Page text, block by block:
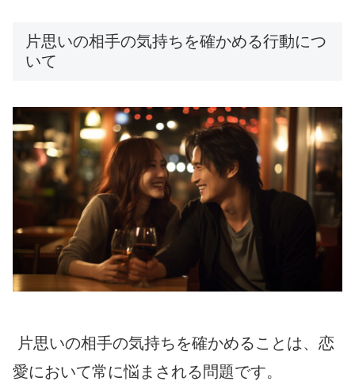
片思いの相手の気持ちを確かめる行動につ
いて
片思いの相手の気持ちを確かめることは、恋
愛において常に悩まされる問題です。